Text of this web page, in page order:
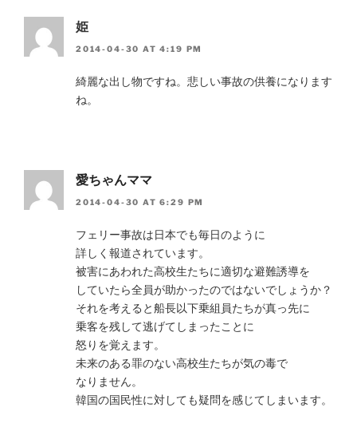
姫
2014-04-30 AT 4:19 PM
綺麗な出し物ですね。悲しい事故の供養になります
ね。
愛ちゃんママ
2014-04-30 AT 6:29 PM
フェリー事故は日本でも毎日のように
詳しく報道されています。
被害にあわれた高校生たちに適切な避難誘導を
していたら全員が助かったのではないでしょうか？
それを考えると船長以下乗組員たちが真っ先に
乗客を残して逃げてしまったことに
怒りを覚えます。
未来のある罪のない高校生たちが気の毒で
なりません。
韓国の国民性に対しても疑問を感じてしまいます。